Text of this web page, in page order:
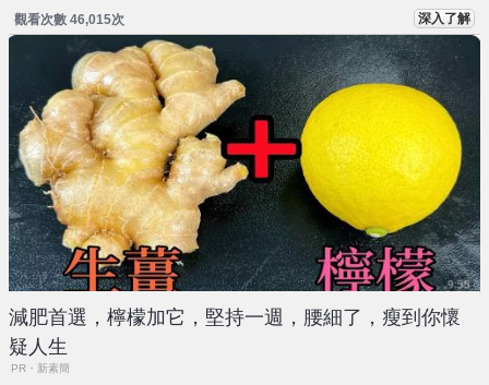
觀看次數 46,015次 深入了解
減肥首選，檸檬加它，堅持一週，腰細了，瘦到你懷
疑人生
PR・新素簡